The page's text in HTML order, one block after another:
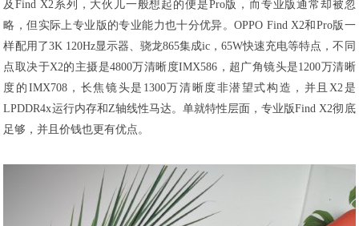
及Find X2系列，大伙儿一般想起的便是Pro版，而专业版通常却被忽
略，但实际上专业版的专业能力也十分优异。OPPO Find X2和Pro版一
样配用了3K 120Hz显示器、骁龙865集成ic，65W快速充电等特点，不同
点取决于X2的主摄是4800万清晰度IMX586，超广角镜头是1200万清晰
度的IMX708，长焦镜头是1300万清晰度非潜望式构造，并且X2是
LPDDR4x运行内存和Z轴线性马达。单就特性层面，专业版Find X2彻底
足够，并且价钱也更有优点。